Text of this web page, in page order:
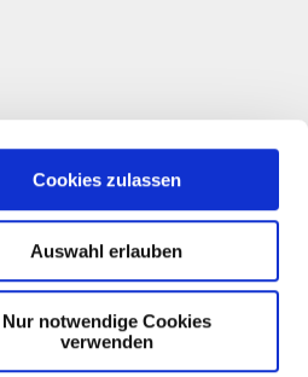
Cookies zulassen
Auswahl erlauben
Nur notwendige Cookies
verwenden
↑